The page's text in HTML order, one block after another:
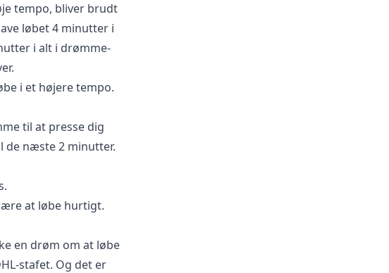
tempo, bliver brudt
løbet 4 minutter i
i alt i drømme-
i et højere tempo.
til at presse dig
de næste 2 minutter.
at løbe hurtigt.
en drøm om at løbe
stafet. Og det er